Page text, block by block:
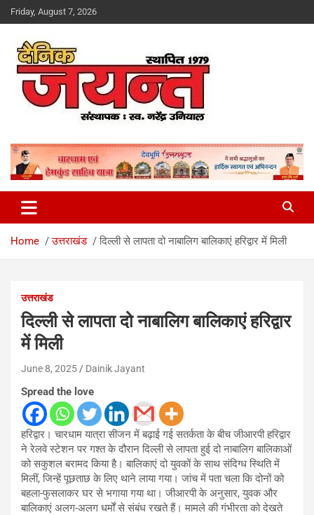
Skip
to
Friday, August 7, 2026
Dainik Jayant
Home उत्तराखंड दिल्ली से लापता दो नाबालिग बालिकाएं हरिद्वार में मिली
उत्तराखंड
दिल्ली से लापता दो नाबालिग बालिकाएं हरिद्वार
में मिली
June 8, 2025 Dainik Jayant
Spread the love
हरिद्वार। चारधाम यात्रा सीजन में बढ़ाई गई सतर्कता के बीच जीआरपी हरिद्वार
ने रेलवे स्टेशन पर गश्त के दौरान दिल्ली से लापता हुई दो नाबालिग बालिकाओं
को सकुशल बरामद किया है। बालिकाएं दो युवकों के साथ संदिग्ध स्थिति में
मिलीं, जिन्हें पूछताछ के लिए थाने लाया गया। जांच में पता चला कि दोनों को
बहला-फुसलाकर घर से भगाया गया था। जीआरपी के अनुसार, युवक और
बालिकाएं अलग-अलग धर्मों से संबंध रखते हैं। मामले की गंभीरता को देखते